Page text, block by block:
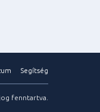
Segítség
fenntartva.